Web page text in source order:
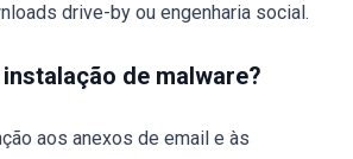
drive-by ou engenharia social.
de malware?
aos anexos de email e às